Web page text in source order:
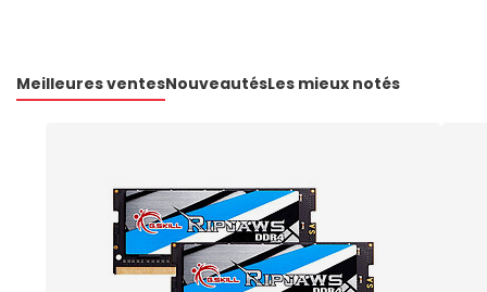
mémoire vive vous trouverez de quoi remonter les
Meilleures ventesNouveautésLes mieux notés